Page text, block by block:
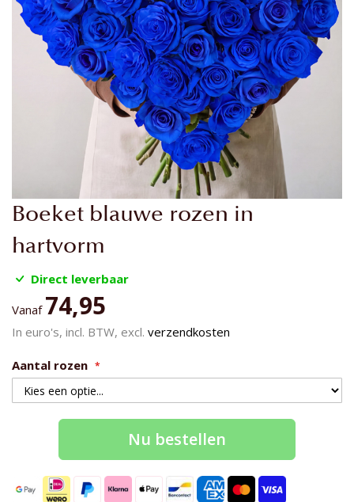
Boeket blauwe rozen in
hartvorm
Direct leverbaar
Vanaf 74,95
In euro's, incl. BTW, excl. verzendkosten
Aantal rozen
Nu bestellen
Ga
naar
het
van
afbeeldingen-
gallerij